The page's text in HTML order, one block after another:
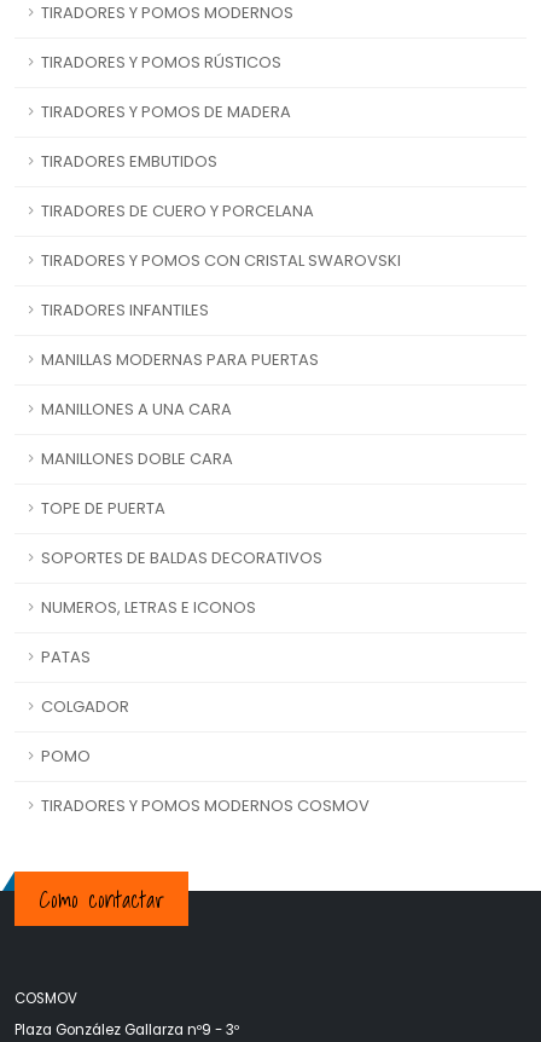
TIRADORES Y POMOS MODERNOS
TIRADORES Y POMOS RÚSTICOS
TIRADORES Y POMOS DE MADERA
TIRADORES EMBUTIDOS
TIRADORES DE CUERO Y PORCELANA
TIRADORES Y POMOS CON CRISTAL SWAROVSKI
TIRADORES INFANTILES
MANILLAS MODERNAS PARA PUERTAS
MANILLONES A UNA CARA
MANILLONES DOBLE CARA
TOPE DE PUERTA
SOPORTES DE BALDAS DECORATIVOS
NUMEROS, LETRAS E ICONOS
PATAS
COLGADOR
POMO
TIRADORES Y POMOS MODERNOS COSMOV
Como contactar
COSMOV
Plaza González Gallarza nº9 - 3º